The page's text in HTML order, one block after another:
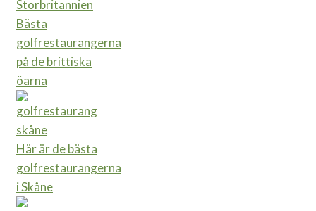
Bästa
golfrestaurangerna
på de brittiska
öarna
Här är de bästa
golfrestaurangerna
i Skåne